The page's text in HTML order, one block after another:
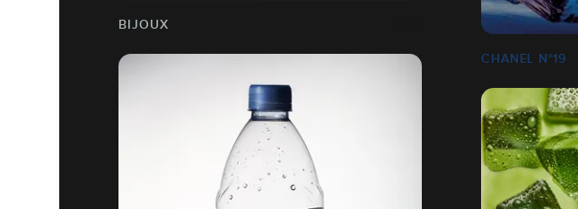
BIJOUX
CHANEL N°19